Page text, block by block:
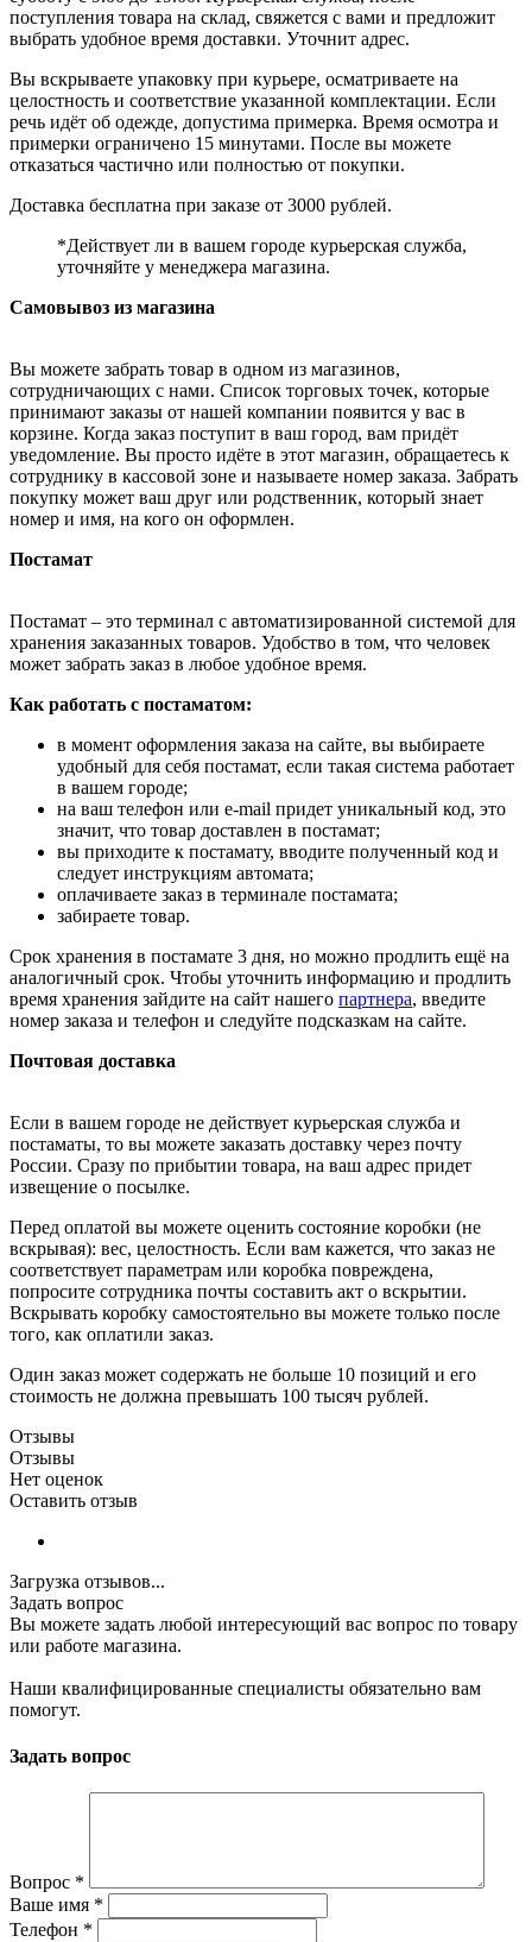
поступления товара на склад, свяжется с вами и предложит
выбрать удобное время доставки. Уточнит адрес.
Вы вскрываете упаковку при курьере, осматриваете на
целостность и соответствие указанной комплектации. Если
речь идёт об одежде, допустима примерка. Время осмотра и
примерки ограничено 15 минутами. После вы можете
отказаться частично или полностью от покупки.
Доставка бесплатна при заказе от 3000 рублей.
*Действует ли в вашем городе курьерская служба,
уточняйте у менеджера магазина.
Самовывоз из магазина
Вы можете забрать товар в одном из магазинов,
сотрудничающих с нами. Список торговых точек, которые
принимают заказы от нашей компании появится у вас в
корзине. Когда заказ поступит в ваш город, вам придёт
уведомление. Вы просто идёте в этот магазин, обращаетесь к
сотруднику в кассовой зоне и называете номер заказа. Забрать
покупку может ваш друг или родственник, который знает
номер и имя, на кого он оформлен.
Постамат
Постамат – это терминал с автоматизированной системой для
хранения заказанных товаров. Удобство в том, что человек
может забрать заказ в любое удобное время.
Как работать с постаматом:
в момент оформления заказа на сайте, вы выбираете
удобный для себя постамат, если такая система работает
в вашем городе;
на ваш телефон или e-mail придет уникальный код, это
значит, что товар доставлен в постамат;
вы приходите к постамату, вводите полученный код и
следует инструкциям автомата;
оплачиваете заказ в терминале постамата;
забираете товар.
Срок хранения в постамате 3 дня, но можно продлить ещё на
аналогичный срок. Чтобы уточнить информацию и продлить
время хранения зайдите на сайт нашего партнера, введите
номер заказа и телефон и следуйте подсказкам на сайте.
Почтовая доставка
Если в вашем городе не действует курьерская служба и
постаматы, то вы можете заказать доставку через почту
России. Сразу по прибытии товара, на ваш адрес придет
извещение о посылке.
Перед оплатой вы можете оценить состояние коробки (не
вскрывая): вес, целостность. Если вам кажется, что заказ не
соответствует параметрам или коробка повреждена,
попросите сотрудника почты составить акт о вскрытии.
Вскрывать коробку самостоятельно вы можете только после
того, как оплатили заказ.
Один заказ может содержать не больше 10 позиций и его
стоимость не должна превышать 100 тысяч рублей.
Отзывы
Отзывы
Нет оценок
Оставить отзыв
Загрузка отзывов...
Задать вопрос
Вы можете задать любой интересующий вас вопрос по товару
или работе магазина.
Наши квалифицированные специалисты обязательно вам
помогут.
Задать вопрос
Вопрос *
Ваше имя *
Телефон *